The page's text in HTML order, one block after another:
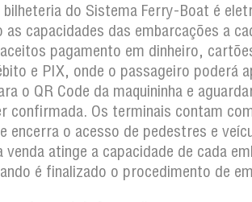
bilheteria do Sistema Ferry-Boat é
as capacidades das embarcações a
pagamento em dinheiro,
e PIX, onde o passageiro poderá
o QR Code da maquininha e
confirmada. Os terminais contam
encerra o acesso de pedestres e
venda atinge a capacidade de cada
é finalizado o procedimento de